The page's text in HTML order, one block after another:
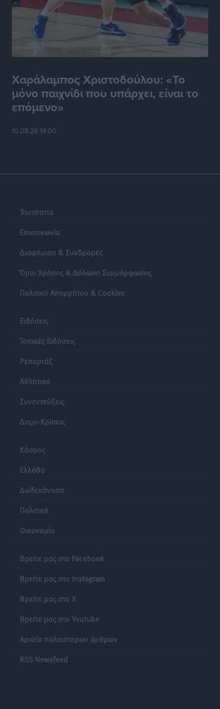
Χαράλαμπος Χριστοδούλου: «Το
μόνο παιχνίδι που υπάρχει, είναι το
επόμενο»
10.08.26 14:00
Ταυτότητα
Επικοινωνία
Διαφήμιση & Συνδρομές
Όροι Χρήσης & Δήλωση Συμμόρφωσης
Πολιτική Απορρήτου & Cookies
Ειδήσεις
Τοπικές Ειδήσεις
Ρεπορτάζ
Αθλητικά
Συνεντεύξεις
Δημο-Κρίσεις
Κόσμος
Ελλάδα
Δωδεκάνησα
Πολιτική
Οικονομία
Βρείτε μας στο Facebook
Βρείτε μας στο Instagram
Βρείτε μας στο X
Βρείτε μας στο Youtube
Αρχείο παλαιότερων άρθρων
RSS Newsfeed